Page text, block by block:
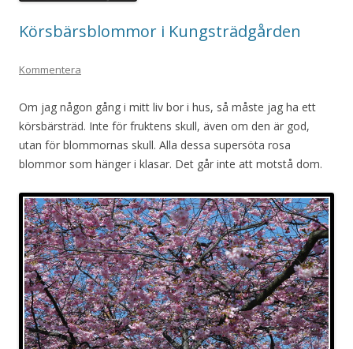
Körsbärsblommor i Kungsträdgården
Kommentera
Om jag någon gång i mitt liv bor i hus, så måste jag ha ett
körsbärsträd. Inte för fruktens skull, även om den är god,
utan för blommornas skull. Alla dessa supersöta rosa
blommor som hänger i klasar. Det går inte att motstå dom.